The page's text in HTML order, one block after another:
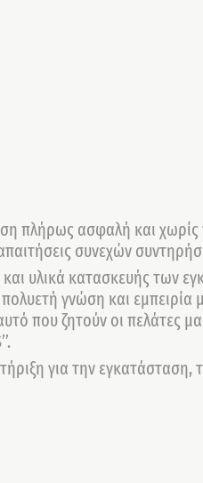
πλήρως ασφαλή και χωρίς
συνεχών
και υλικά κατασκευής των
γνώση και εμπειρία
που ζητούν οι πελάτες
για την εγκατάσταση,